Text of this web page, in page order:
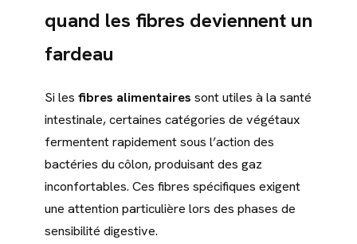
quand les fibres deviennent un
fardeau
Si les fibres alimentaires sont utiles à la santé
intestinale, certaines catégories de végétaux
fermentent rapidement sous l’action des
bactéries du côlon, produisant des gaz
inconfortables. Ces fibres spécifiques exigent
une attention particulière lors des phases de
sensibilité digestive.